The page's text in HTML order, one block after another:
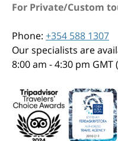
For Private/Custom
Phone: +354 588 1307
Our specialists are
8:00 am - 4:30 pm GMT